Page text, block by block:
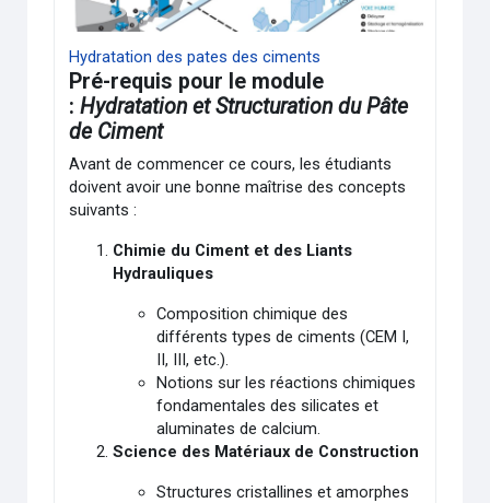
Hydratation des pates des ciments
Pré-requis pour le module
:Hydratation et Structuration du Pâte
de Ciment
Avant de commencer ce cours, les étudiants
doivent avoir une bonne maîtrise des concepts
suivants :
Chimie du Ciment et des Liants
Hydrauliques
Composition chimique des
différents types de ciments (CEM I,
II, III, etc.).
Notions sur les réactions chimiques
fondamentales des silicates et
aluminates de calcium.
Science des Matériaux de Construction
Structures cristallines et amorphes